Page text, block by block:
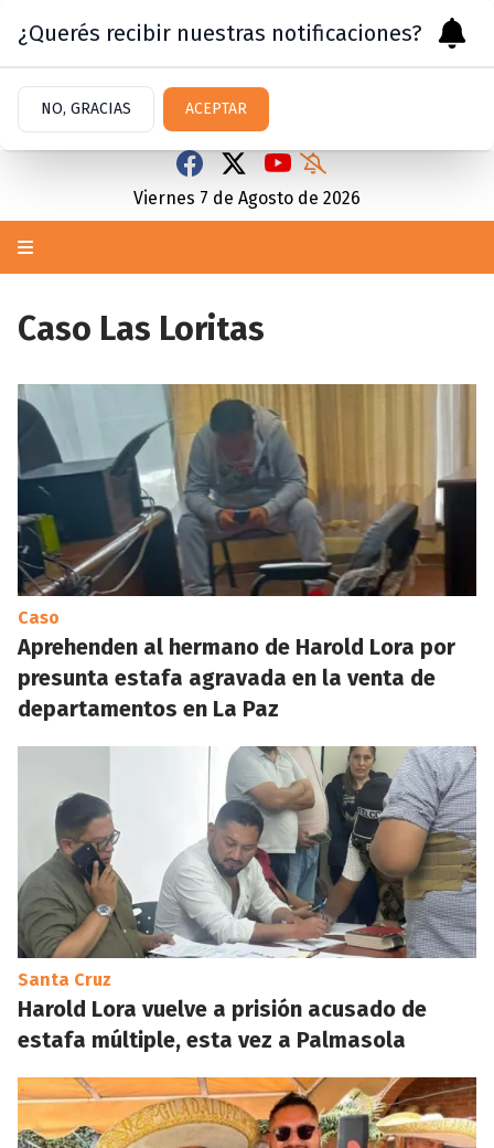
Viernes 7 de Agosto de 2026
Caso Las Loritas
Caso
Aprehenden al hermano de Harold Lora por
presunta estafa agravada en la venta de
departamentos en La Paz
Santa Cruz
Harold Lora vuelve a prisión acusado de
estafa múltiple, esta vez a Palmasola
¿Querés recibir nuestras notificaciones?
NO, GRACIAS ACEPTAR